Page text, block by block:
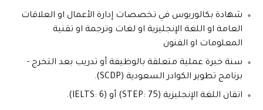
شهادة بكالوريوس في تخصصات إدارة الأعمال او العلاقات
العامة او اللغة الإنجليزية او لغات وترجمة او تقنية
المعلومات او الفنون
سنة خبرة عملية متعلقة بالوظيفة أو تدريب بعد التخرج -
برنامج تطوير الكوادر السعودية (SCDP).
اتقان اللغة الإنجليزية (STEP: 75) أو (IELTS: 6).